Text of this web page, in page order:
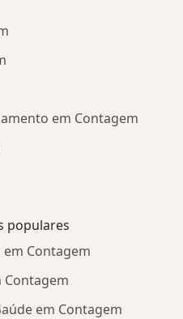
em Contagem
populares
Contagem
Contagem
em Contagem